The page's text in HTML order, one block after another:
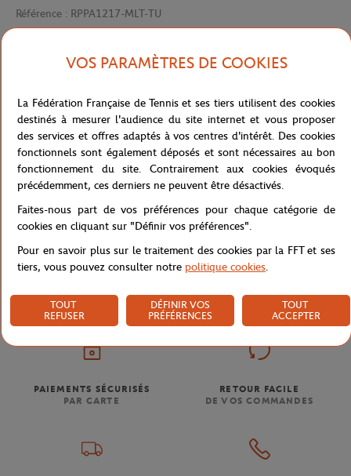
Référence : RPPA1217-MLT-TU
Livraison et retours
Accueil Boutique Souvenirs & Accessoires
PAIEMENTS SÉCURISÉS
PAR CARTE
RETOUR FACILE
DE VOS COMMANDES
VOS PARAMÈTRES DE COOKIES
La Fédération Française de Tennis et ses tiers utilisent des cookies
destinés à mesurer l'audience du site internet et vous proposer
des services et offres adaptés à vos centres d'intérêt. Des cookies
fonctionnels sont également déposés et sont nécessaires au bon
fonctionnement du site. Contrairement aux cookies évoqués
précédemment, ces derniers ne peuvent être désactivés.
Faites-nous part de vos préférences pour chaque catégorie de
cookies en cliquant sur "Définir vos préférences".
Pour en savoir plus sur le traitement des cookies par la FFT et ses
tiers, vous pouvez consulter notre politique cookies.
TOUT
REFUSER
DÉFINIR VOS
PRÉFÉRENCES
TOUT
ACCEPTER